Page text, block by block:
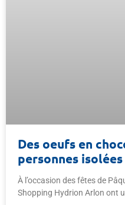
Des oeufs en
personnes isolées
À l’occasion des fêtes de
Shopping Hydrion Arlon ont